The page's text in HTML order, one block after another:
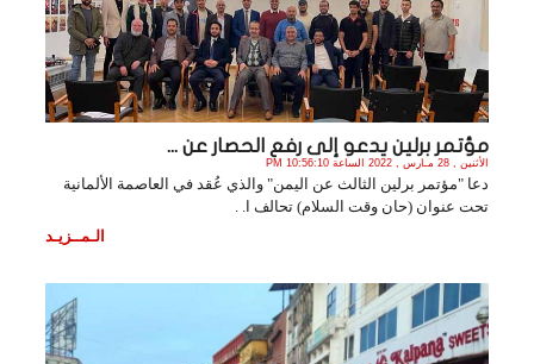
مؤتمر برلين يدعو إلى رفع الحصار عن ...
الأثنين , 28 مـارس , 2022 الساعة 10:56:10 PM
دعا "مؤتمر برلين الثالث عن اليمن" والذي عُقد في العاصمة الألمانية
تحت عنوان (حان وقت السلام) تحالف ا. .
الـمــزيـد